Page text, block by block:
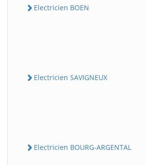
Electricien BOEN
Electricien SAVIGNEUX
Electricien BOURG-ARGENTAL